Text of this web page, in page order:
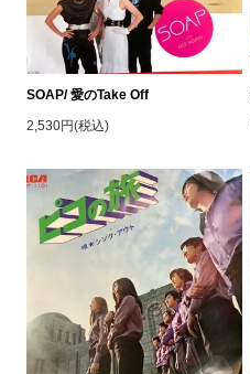
SOAP/ 愛のTake Off
2,530円(税込)